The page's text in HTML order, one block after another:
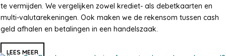
te vermijden. We vergelijken zowel krediet- als debetkaarten en
multi-valutarekeningen. Ook maken we de rekensom tussen cash
geld afhalen en betalingen in een handelszaak.
LEES MEER